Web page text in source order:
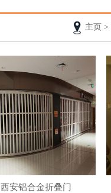
主页 >
西安铝合金折叠门